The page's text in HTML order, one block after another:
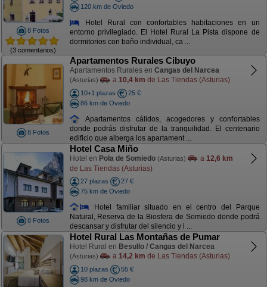
8 Fotos
(3 comentarios)
120 km de Oviedo
Hotel Rural con confortables habitaciones en un
entorno privilegiado. El Hotel Rural La Pista dispone de
dormitorios con baño individual, ca ...
8 Fotos
Apartamentos Rurales Cibuyo
Apartamentos Rurales en Cangas del Narcea
(Asturias) a 10,4 km de Las Tiendas (Asturias)
10+1 plazas
25 €
86 km de Oviedo
Apartamentos cálidos, acogedores y confortables
donde podrás disfrutar de la tranquilidad. El centenario
edificio que alberga los apartament ...
8 Fotos
Hotel Casa Miño
Hotel en Pola de Somiedo (Asturias) a 12,6 km
de Las Tiendas (Asturias)
27 plazas
27 €
75 km de Oviedo
Hotel familiar situado en el centro del Parque
Natural, Reserva de la Biosfera de Somiedo donde podrá
descansar y disfrutar del silencio y l ...
Hotel Rural Las Montañas de Pumar
Hotel Rural en Besullo / Cangas del Narcea
(Asturias) a 14,2 km de Las Tiendas (Asturias)
10 plazas
55 €
98 km de Oviedo